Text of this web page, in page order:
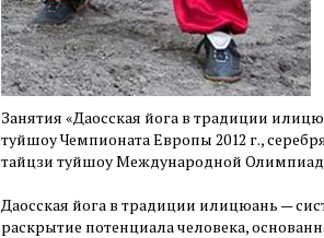
Занятия «Даосская йога в традиции
туйшоу Чемпионата Европы 2012 г.,
тайцзи туйшоу Международной
Даосская йога в традиции илицюань —
раскрытие потенциала человека,